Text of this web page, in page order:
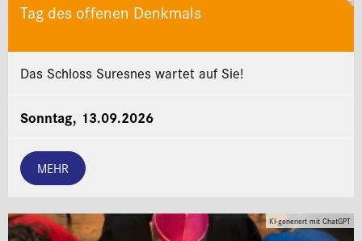
Tag des offenen Denkmals
Das Schloss Suresnes wartet auf Sie!
Sonntag, 13.09.2026
MEHR
KI-generiert mit ChatGPT